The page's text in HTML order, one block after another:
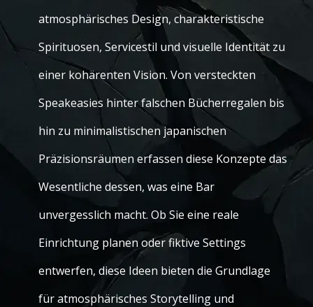
atmosphärisches Design, charakteristische
Spirituosen, Servicestil und visuelle Identität zu
einer kohärenten Vision. Von versteckten
Speakeasies hinter falschen Bücherregalen bis
hin zu minimalistischen japanischen
Präzisionsräumen erfassen diese Konzepte das
Wesentliche dessen, was eine Bar
unvergesslich macht. Ob Sie eine reale
Einrichtung planen oder fiktive Settings
entwerfen, diese Ideen bieten die Grundlage
für atmosphärisches Storytelling und